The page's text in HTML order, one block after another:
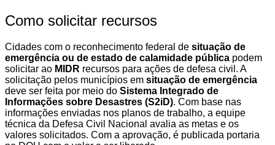
Como solicitar recursos
Cidades com o reconhecimento federal de situação de
emergência ou de estado de calamidade pública podem
solicitar ao MIDR recursos para ações de defesa civil. A
solicitação pelos municípios em situação de emergência
deve ser feita por meio do Sistema Integrado de
Informações sobre Desastres (S2iD). Com base nas
informações enviadas nos planos de trabalho, a equipe
técnica da Defesa Civil Nacional avalia as metas e os
valores solicitados. Com a aprovação, é publicada portaria